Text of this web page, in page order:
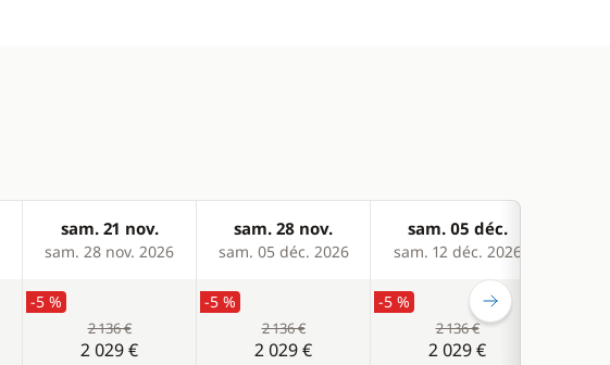
sam. 21 nov.
sam. 28 nov. 2026
sam. 28 nov.
sam. 05 déc. 2026
sam. 05 déc.
sam. 12 déc. 2026
-5 %
2 136 €
2 029 €
-5 %
2 136 €
2 029 €
-5 %
2 136 €
2 029 €